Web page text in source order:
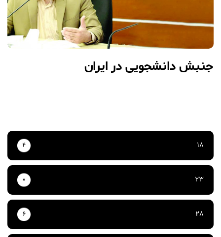
جنبش دانشجویی در ایران
18
4
23
0
28
6